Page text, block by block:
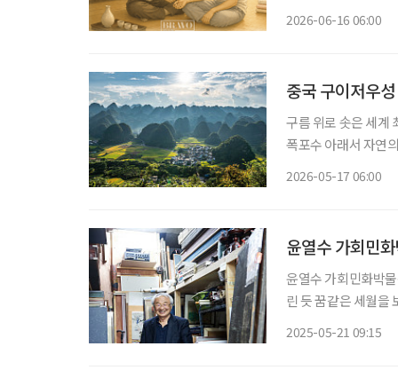
2026-06-16 06:00
중국 구이저우성
구름 위로 솟은 세계
폭포수 아래서 자연
2026-05-17 06:00
윤열수 가회민
윤열수 가회민화박
린 듯 꿈같은 세월을
2025-05-21 09:15